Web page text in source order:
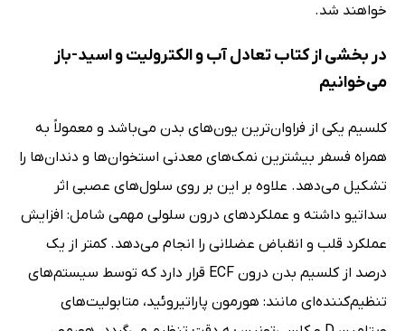
خواهند شد.
در بخشی از کتاب تعادل آب و الکترولیت و اسید-باز
می‌خوانیم
کلسیم یکی از فراوان‌ترین یون‌های بدن می‌باشد و معمولاً به
همراه فسفر بیشترین نمک‌های معدنی استخوان‌ها و دندان‌ها را
تشکیل می‌دهد. علاوه بر این بر روی سلول‌های عصبی اثر
سداتیو داشته و عملکردهای درون سلولی مهمی شامل: افزایش
عملکرد قلب و انقباض عضلانی را انجام می‌دهد. کمتر از یک
درصد از کلسیم بدن درون ECF قرار دارد که توسط سیستم‌های
تنظیم‌کننده‌ای مانند: هورمون پاراتیروئید، متابولیت‌های